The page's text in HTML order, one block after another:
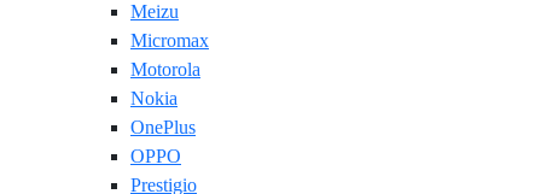
Meizu
Micromax
Motorola
Nokia
OnePlus
OPPO
Prestigio